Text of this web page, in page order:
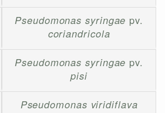
Pseudomonas syringae pv.
coriandricola
Pseudomonas syringae pv.
pisi
Pseudomonas viridiflava